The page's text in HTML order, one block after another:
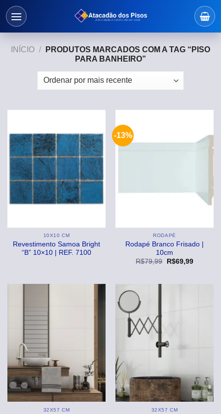
Skip
INÍCIO /
PRODUTOS MARCADOS COM A TAG “PISO
PARA BANHEIRO”
10X10 CM
Revestimento Samoa Bright
“B” 10×10 | REF. 7100
-13%
RODAPÉ
Rodapé Branco Frisado |
10cm
R$79,99
O
R$69,99O
32X57 CM 32X57 CM